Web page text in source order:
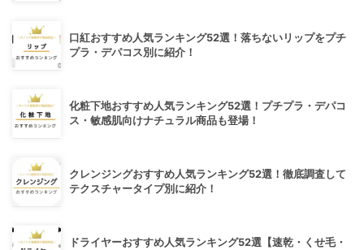
口紅おすすめ人気ランキング52選！落ちないリップをプチ
プラ・デパコス別に紹介！
化粧下地おすすめ人気ランキング52選！プチプラ・デパコ
ス・敏感肌向けナチュラル商品も登場！
クレンジングおすすめ人気ランキング52選！徹底調査して
テクスチャータイプ別に紹介！
ドライヤーおすすめ人気ランキング52選【速乾・くせ毛・